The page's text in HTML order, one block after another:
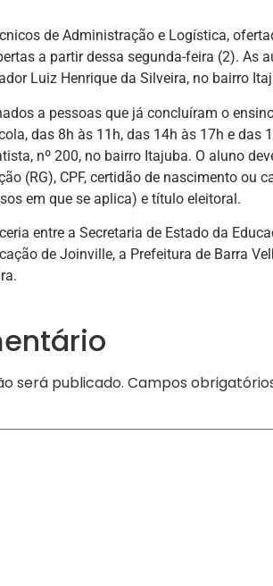
de Administração e Logística,
a partir dessa segunda-feira (2). As
Luiz Henrique da Silveira, no bairro
a pessoas que já concluíram o
das 8h às 11h, das 14h às 17h e das
nº 200, no bairro Itajuba. O aluno
(RG), CPF, certidão de nascimento ou
em que se aplica) e título eleitoral.
entre a Secretaria de Estado da
de Joinville, a Prefeitura de Barra
será publicado. Campos